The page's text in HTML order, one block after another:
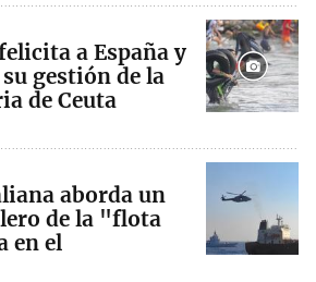
a España y
gestión de la
de Ceuta
aborda un
de la "flota
en el